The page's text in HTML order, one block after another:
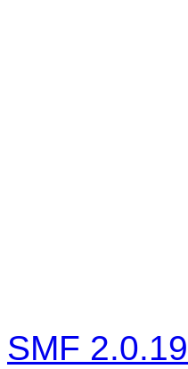
SMF 2.0.19